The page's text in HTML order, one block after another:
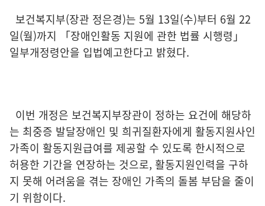
보건복지부(장관 정은경)는 5월 13일(수)부터 6월 22
일(월)까지 「장애인활동 지원에 관한 법률 시행령」
일부개정령안을 입법예고한다고 밝혔다.
이번 개정은 보건복지부장관이 정하는 요건에 해당하
는 최중증 발달장애인 및 희귀질환자에게 활동지원사인
가족이 활동지원급여를 제공할 수 있도록 한시적으로
허용한 기간을 연장하는 것으로, 활동지원인력을 구하
지 못해 어려움을 겪는 장애인 가족의 돌봄 부담을 줄이
기 위함이다.